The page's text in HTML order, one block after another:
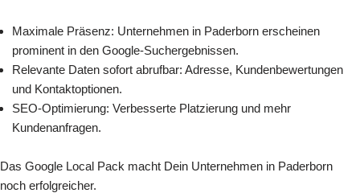
Maximale Präsenz: Unternehmen in Paderborn erscheinen
prominent in den Google-Suchergebnissen.
Relevante Daten sofort abrufbar: Adresse, Kundenbewertungen
und Kontaktoptionen.
SEO-Optimierung: Verbesserte Platzierung und mehr
Kundenanfragen.
Das Google Local Pack macht Dein Unternehmen in Paderborn
noch erfolgreicher.